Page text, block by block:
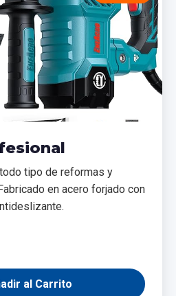
tipo de reformas y
en acero forjado con
al Carrito